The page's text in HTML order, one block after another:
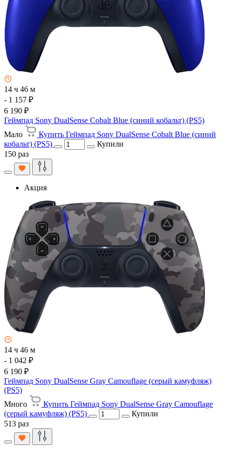
14 ч 46 м
- 1 157 ₽
6 190 ₽
Геймпад Sony DualSense Cobalt Blue (синий кобальт) (PS5)
Мало
Купить Геймпад Sony DualSense Cobalt Blue (синий
кобальт) (PS5)
Купили
150 раз
Акция
14 ч 46 м
- 1 042 ₽
6 190 ₽
Геймпад Sony DualSense Gray Camouflage (серый камуфляж)
(PS5)
Много
Купить Геймпад Sony DualSense Gray Camouflage
(серый камуфляж) (PS5)
Купили
513 раз